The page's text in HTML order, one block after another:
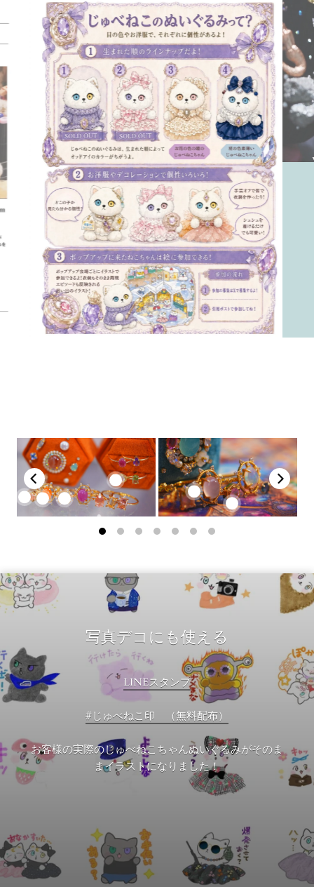
写真デコにも使える
LINEスタンプ
#じゅべねこ印 （無料配布）
お客様の実際のじゅべねこちゃんぬいぐるみがそのま
まイラストになりました！